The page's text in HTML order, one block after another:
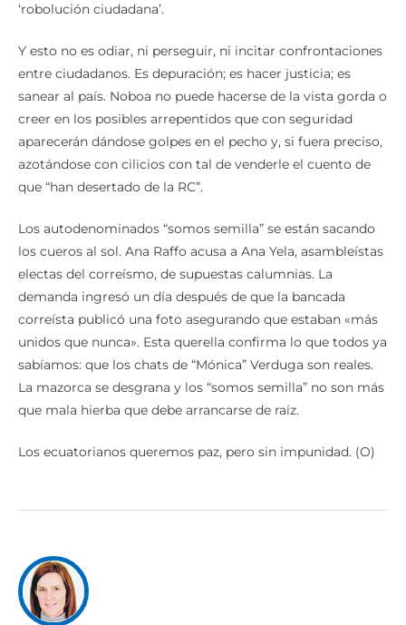
‘robolución ciudadana’.
Y esto no es odiar, ni perseguir, ni incitar confrontaciones
entre ciudadanos. Es depuración; es hacer justicia; es
sanear al país. Noboa no puede hacerse de la vista gorda o
creer en los posibles arrepentidos que con seguridad
aparecerán dándose golpes en el pecho y, si fuera preciso,
azotándose con cilicios con tal de venderle el cuento de
que “han desertado de la RC”.
Los autodenominados “somos semilla” se están sacando
los cueros al sol. Ana Raffo acusa a Ana Yela, asambleístas
electas del correísmo, de supuestas calumnias. La
demanda ingresó un día después de que la bancada
correísta publicó una foto asegurando que estaban «más
unidos que nunca». Esta querella confirma lo que todos ya
sabíamos: que los chats de “Mónica” Verduga son reales.
La mazorca se desgrana y los “somos semilla” no son más
que mala hierba que debe arrancarse de raíz.
Los ecuatorianos queremos paz, pero sin impunidad. (O)